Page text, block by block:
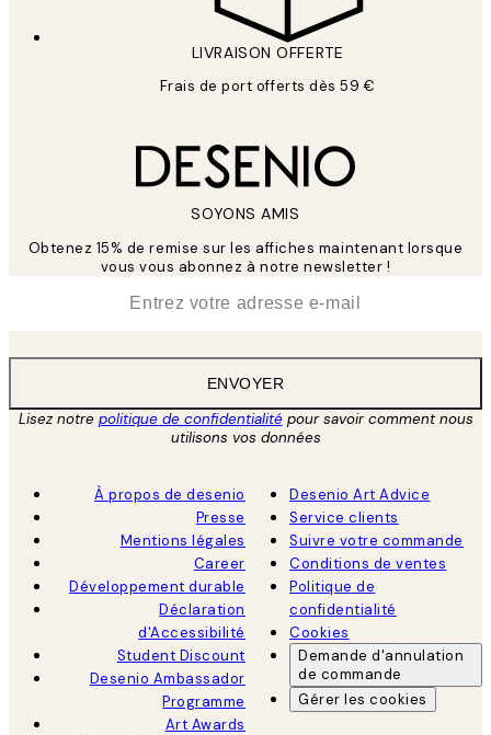
LIVRAISON OFFERTE
Frais de port offerts dès 59 €
SOYONS AMIS
Obtenez 15% de remise sur les affiches maintenant lorsque
vous vous abonnez à notre newsletter !
ENVOYER
Lisez notre politique de confidentialitépour savoir comment nous
utilisons vos données
À propos de desenio
Presse
Mentions légales
Career
Développement durable
Déclaration
d'Accessibilité
Student Discount
Desenio Ambassador
Programme
Art Awards
Desenio Art Advice
Service clients
Suivre votre commande
Conditions de ventes
Politique de
confidentialité
Cookies
Demande d'annulation
de commande
Gérer les cookies